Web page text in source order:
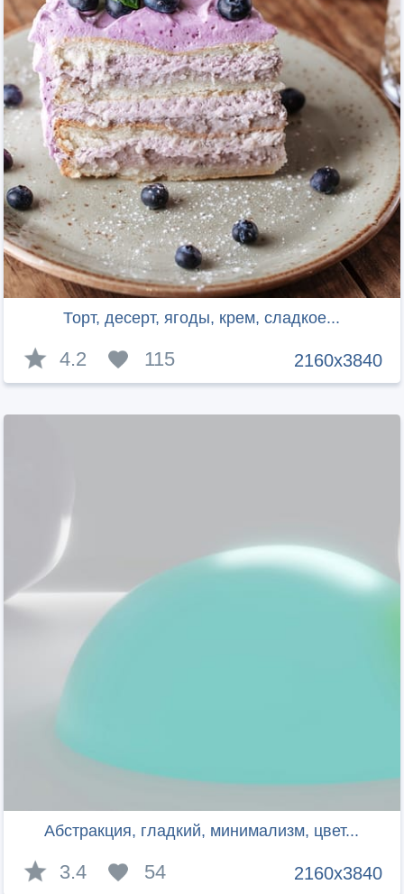
Торт, десерт, ягоды, крем, сладкое...
2160x3840
4.2 115
Абстракция, гладкий, минимализм, цвет...
2160x3840
3.4 54